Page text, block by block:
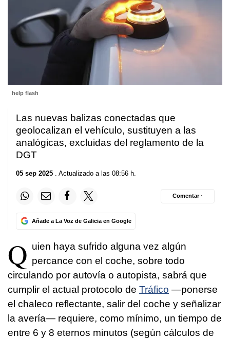
help flash
Las nuevas balizas conectadas que
geolocalizan el vehículo, sustituyen a las
analógicas, excluidas del reglamento de la
DGT
05 sep 2025 . Actualizado a las 08:56 h.
Añade a La Voz de Galicia en Google
Comentar ·
Q uien haya sufrido alguna vez algún
percance con el coche, sobre todo
circulando por autovía o autopista, sabrá que
cumplir el actual protocolo de Tráfico —ponerse
el chaleco reflectante, salir del coche y señalizar
la avería— requiere, como mínimo, un tiempo de
entre 6 y 8 eternos minutos (según cálculos de